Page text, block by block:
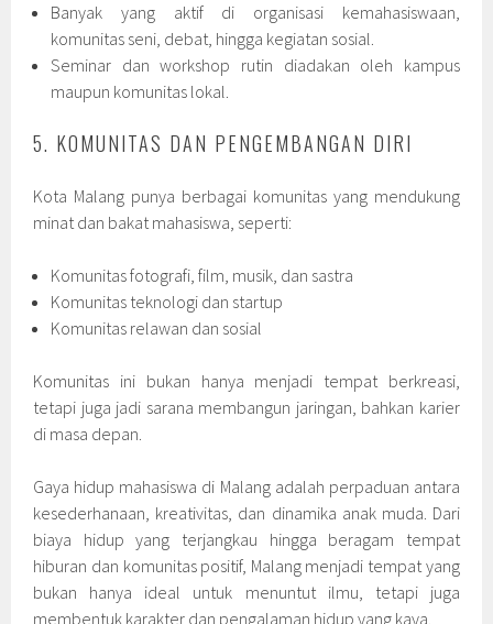
Banyak yang aktif di organisasi kemahasiswaan,
komunitas seni, debat, hingga kegiatan sosial.
Seminar dan workshop rutin diadakan oleh kampus
maupun komunitas lokal.
5. KOMUNITAS DAN PENGEMBANGAN DIRI
Kota Malang punya berbagai komunitas yang mendukung
minat dan bakat mahasiswa, seperti:
Komunitas fotografi, film, musik, dan sastra
Komunitas teknologi dan startup
Komunitas relawan dan sosial
Komunitas ini bukan hanya menjadi tempat berkreasi,
tetapi juga jadi sarana membangun jaringan, bahkan karier
di masa depan.
Gaya hidup mahasiswa di Malang adalah perpaduan antara
kesederhanaan, kreativitas, dan dinamika anak muda. Dari
biaya hidup yang terjangkau hingga beragam tempat
hiburan dan komunitas positif, Malang menjadi tempat yang
bukan hanya ideal untuk menuntut ilmu, tetapi juga
membentuk karakter dan pengalaman hidup yang kaya.